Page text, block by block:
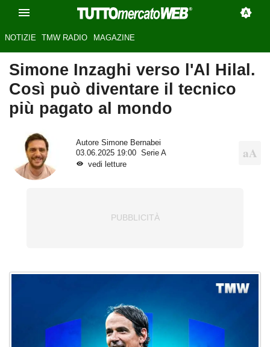
NOTIZIE TMW RADIO MAGAZINE
Simone Inzaghi verso l'Al Hilal.
Così può diventare il tecnico
più pagato al mondo
Autore Simone Bernabei
03.06.2025 19:00
Serie A
vedi letture